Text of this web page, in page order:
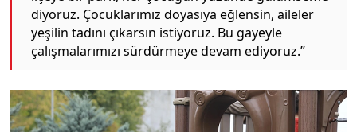
diyoruz. Çocuklarımız doyasıya eğlensin, aileler
yeşilin tadını çıkarsın istiyoruz. Bu gayeyle
çalışmalarımızı sürdürmeye devam ediyoruz.”